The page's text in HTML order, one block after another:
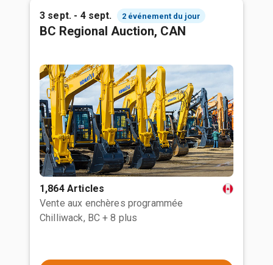
3 sept. - 4 sept. 2 événement du jour
BC Regional Auction, CAN
1,864 Articles
Vente aux enchères programmée
Chilliwack, BC + 8 plus